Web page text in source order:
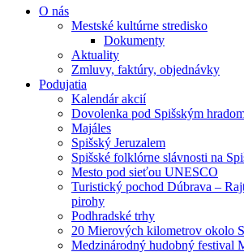
O nás
Mestské kultúrne stredisko
Dokumenty
Aktuality
Zmluvy, faktúry, objednávky
Podujatia
Kalendár akcií
Dovolenka pod Spišským
Majáles
Spišský Jeruzalem
Spišské folklórne slávnosti na
Mesto pod sieťou UNESCO
Turistický pochod Dúbrava –
pirohy
Podhradské trhy
20 Mierových kilometrov okolo
Medzinárodný hudobný